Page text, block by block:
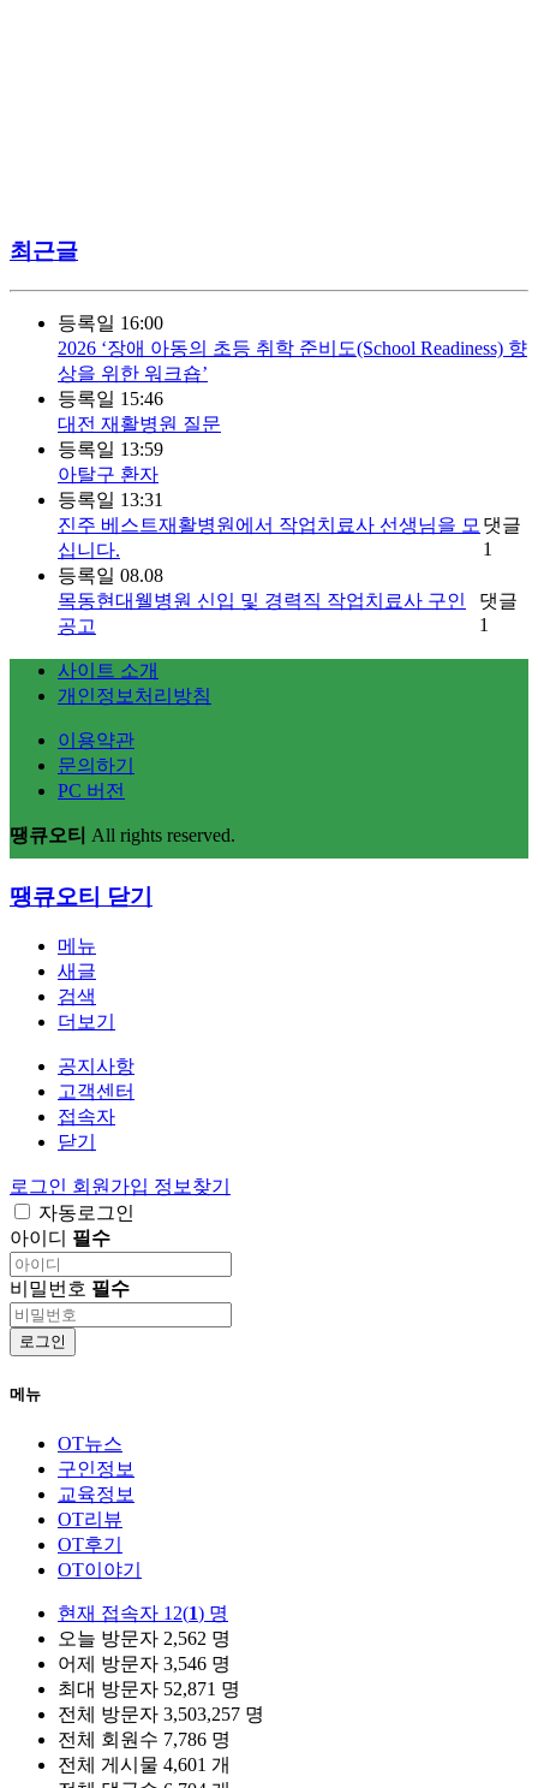
최근글
등록일 16:00
2026 ‘장애 아동의 초등 취학 준비도(School Readiness) 향
상을 위한 워크숍’
등록일 15:46
대전 재활병원 질문
등록일 13:59
아탈구 환자
등록일 13:31
진주 베스트재활병원에서 작업치료사 선생님을 모
십니다.
댓글
1
등록일 08.08
목동현대웰병원 신입 및 경력직 작업치료사 구인
공고
댓글
1
사이트 소개
개인정보처리방침
이용약관
문의하기
PC 버전
땡큐오티 All rights reserved.
땡큐오티 닫기
메뉴
새글
검색
더보기
공지사항
고객센터
접속자
닫기
로그인 회원가입 정보찾기
자동로그인
아이디 필수
비밀번호 필수
로그인
메뉴
OT뉴스
구인정보
교육정보
OT리뷰
OT후기
OT이야기
현재 접속자 12(1) 명
오늘 방문자 2,562 명
어제 방문자 3,546 명
최대 방문자 52,871 명
전체 방문자 3,503,257 명
전체 회원수 7,786 명
전체 게시물 4,601 개